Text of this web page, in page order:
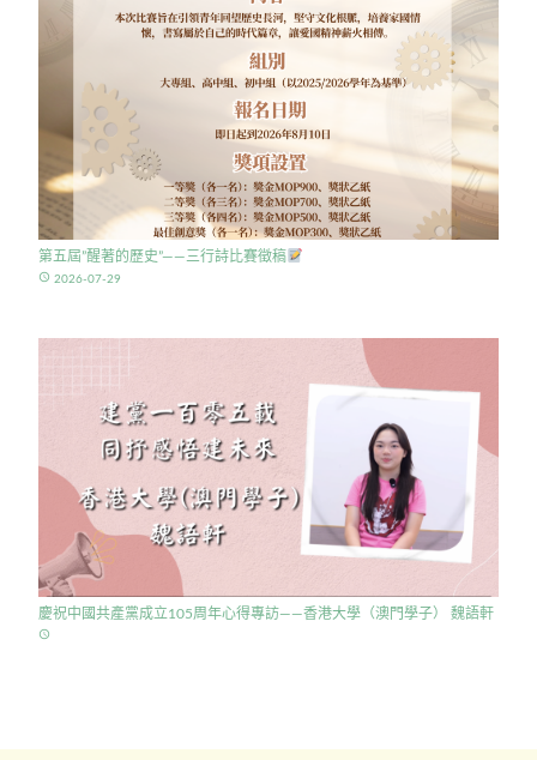
第五屆”醒著的歷史”——三行詩比賽徵稿
access_time 2026-07-29
慶祝中國共產黨成立105周年心得專訪——香港大學（澳門學子） 魏語軒
access_time